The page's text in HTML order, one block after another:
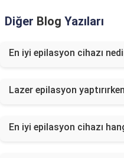
Diğer Blog Yazıları
En iyi epilasyon cihazı
Lazer epilasyon
En iyi epilasyon cihazı